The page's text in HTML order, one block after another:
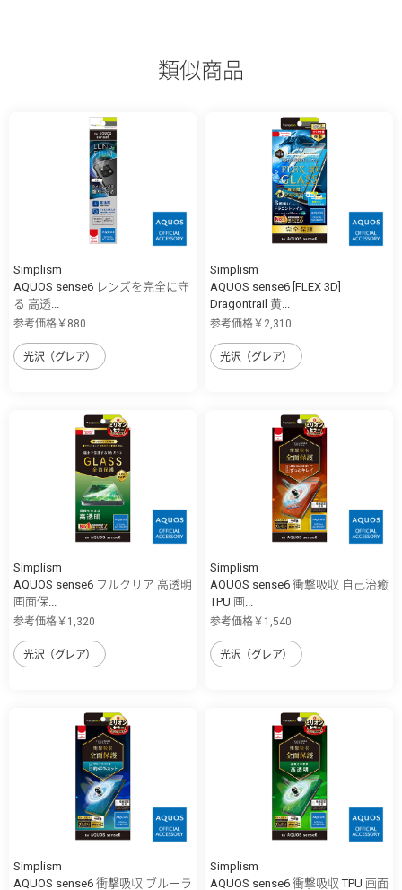
類似商品
Simplism
AQUOS sense6 レンズを完全に守
る 高透...
参考価格￥880
光沢（グレア）
Simplism
AQUOS sense6 [FLEX 3D]
Dragontrail 黄...
参考価格￥2,310
光沢（グレア）
Simplism
AQUOS sense6 フルクリア 高透明
画面保...
参考価格￥1,320
光沢（グレア）
Simplism
AQUOS sense6 衝撃吸収 自己治癒
TPU 画...
参考価格￥1,540
光沢（グレア）
Simplism
AQUOS sense6 衝撃吸収 ブルーラ
Simplism
AQUOS sense6 衝撃吸収 TPU 画面